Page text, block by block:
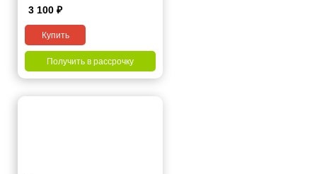
3 100 ₽
Купить
Получить в рассрочку